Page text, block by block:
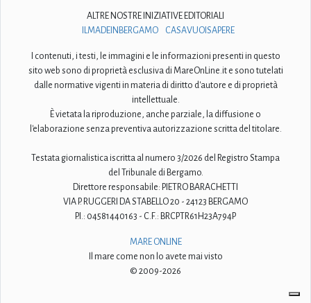
ALTRE NOSTRE INIZIATIVE EDITORIALI
ILMADEINBERGAMO
CASAVUOISAPERE
I contenuti, i testi, le immagini e le informazioni presenti in questo
sito web sono di proprietà esclusiva di MareOnLine.it e sono tutelati
dalle normative vigenti in materia di diritto d'autore e di proprietà
intellettuale.
È vietata la riproduzione, anche parziale, la diffusione o
l'elaborazione senza preventiva autorizzazione scritta del titolare.
Testata giornalistica iscritta al numero 3/2026 del Registro Stampa
del Tribunale di Bergamo.
Direttore responsabile: PIETRO BARACHETTI
VIA P. RUGGERI DA STABELLO 20 - 24123 BERGAMO
P.I.: 04581440163 - C.F.: BRCPTR61H23A794P
MARE ONLINE
Il mare come non lo avete mai visto
© 2009-2026